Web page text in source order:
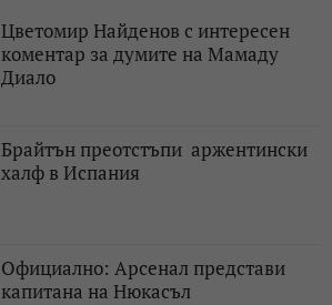
Цветомир Найденов с интересен
коментар за думите на Мамаду
Диало
Брайтън преотстъпи аржентински
халф в Испания
Официално: Арсенал представи
капитана на Нюкасъл